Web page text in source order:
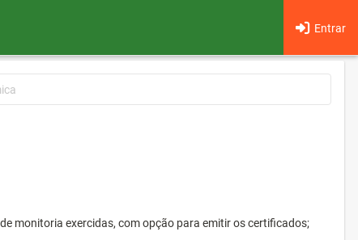
Entrar
monitoria exercidas, com opção para emitir os certificados;